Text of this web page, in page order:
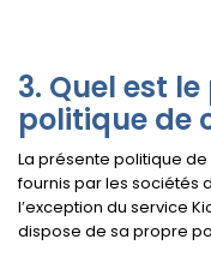
Quel est
politique de
La présente politique
fournis par les sociétés
l’exception du service
dispose de sa propre